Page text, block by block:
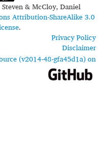
& McCloy, Daniel
Attribution-ShareAlike 3.0
.
Privacy Policy
Disclaimer
(v2014-48-gfa45d1a) on